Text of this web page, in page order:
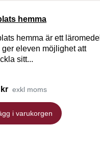
hemma
hemma är ett läromedel
ger eleven möjlighet att
sitt...
exkl moms
i varukorgen